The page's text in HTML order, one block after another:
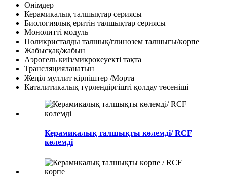
Өнімдер
Керамикалық талшықтар сериясы
Биологиялық еритін талшықтар сериясы
Монолитті модуль
Поликристалды талшық/глинозем талшығы/көрпе
Жабысқақ/жабын
Аэрогель киіз/микрокеуекті тақта
Трансляцияланатын
Жеңіл муллит кірпіштер /Морта
Каталитикалық түрлендіргішті қолдау төсеніші
Керамикалық талшықты көлемді/ RCF
көлемді